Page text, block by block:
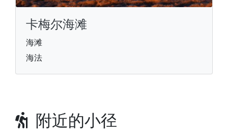
卡梅尔海滩
海滩
海法
附近的小径